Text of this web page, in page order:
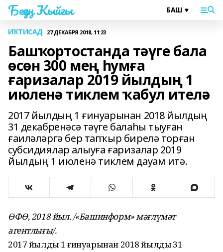
Беҙҙең Ҡыйғы
ИҠТИСАД 27 ДЕКАБРЯ 2018, 11:23
Башҡортостанда тәүге бала
өсөн 300 мең һумға
ғаризалар 2019 йылдың 1
июленә тиклем ҡабул ителә
2017 йылдың 1 ғинуарынан 2018 йылдың
31 декабренәсә тәүге балаһы тыуған
ғаиләләргә бер тапҡыр бирелә торған
субсидиялар алыуға ғаризалар 2019
йылдың 1 июленә тиклем дауам итә.
ӨФӨ, 2018 йыл. /«Башинформ» мәғлүмәт
агентлығы/.
2017 йылдың 1 ғинуарынан 2018 йылдың 31